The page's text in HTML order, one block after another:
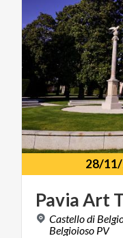
28/
PaviaArt
Castello di
Belgioioso PV